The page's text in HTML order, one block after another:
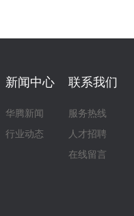
新闻中心
华腾新闻
行业动态
联系我们
服务热线
人才招聘
在线留言